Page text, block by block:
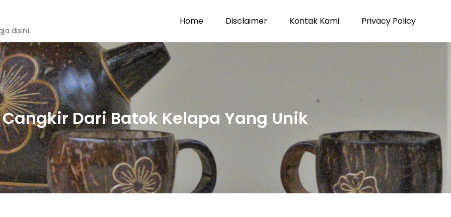
disini
Home Disclaimer Kontak Kami Privacy Policy
Dari Batok Kelapa Yang Unik